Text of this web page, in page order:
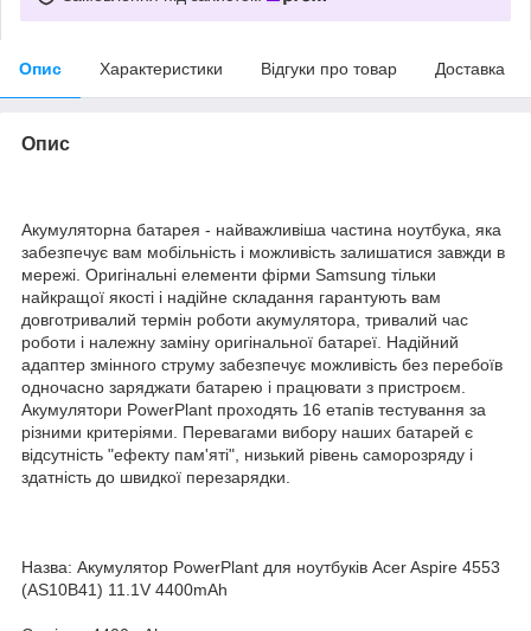
Опис Характеристики Відгуки про товар Доставка
Опис
Акумуляторна батарея - найважливіша частина ноутбука, яка
забезпечує вам мобільність і можливість залишатися завжди в
мережі. Оригінальні елементи фірми Samsung тільки
найкращої якості і надійне складання гарантують вам
довготривалий термін роботи акумулятора, тривалий час
роботи і належну заміну оригінальної батареї. Надійний
адаптер змінного струму забезпечує можливість без перебоїв
одночасно заряджати батарею і працювати з пристроєм.
Акумулятори PowerPlant проходять 16 етапів тестування за
різними критеріями. Перевагами вибору наших батарей є
відсутність "ефекту пам'яті", низький рівень саморозряду і
здатність до швидкої перезарядки.
Назва: Акумулятор PowerPlant для ноутбуків Acer Aspire 4553
(AS10B41) 11.1V 4400mAh